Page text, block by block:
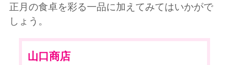
正月の食卓を彩る一品に加えてみてはいかがで
しょう。
山口商店